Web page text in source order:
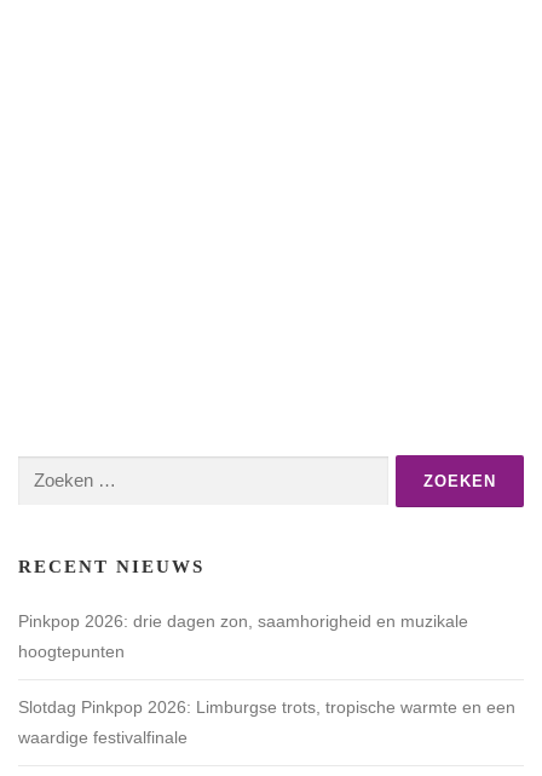
Zoeken
RECENT NIEUWS
Pinkpop 2026: drie dagen zon, saamhorigheid en muzikale
hoogtepunten
Slotdag Pinkpop 2026: Limburgse trots, tropische warmte en een
waardige festivalfinale